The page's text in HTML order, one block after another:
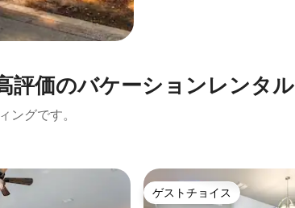
評⁠価⁠のバ⁠ケ⁠ー⁠シ⁠ョ⁠ン⁠レ⁠ン⁠タ⁠ル
ングです。
ゲストチョイス
ゲストチョイス